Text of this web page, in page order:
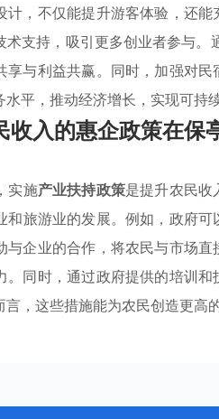
计，不仅能提升游客体验，还
术支持，吸引更多创业者参与
享与利益共赢。同时，加强对
平，推动经济增长，实现可持
收入的惠企政策在保
，实施产业扶持政策是提升农民收
和旅游业的发展。例如，政府
与企业的合作，将农民与市场
。同时，通过政府提供的培训
，这些措施能为农民创造更高